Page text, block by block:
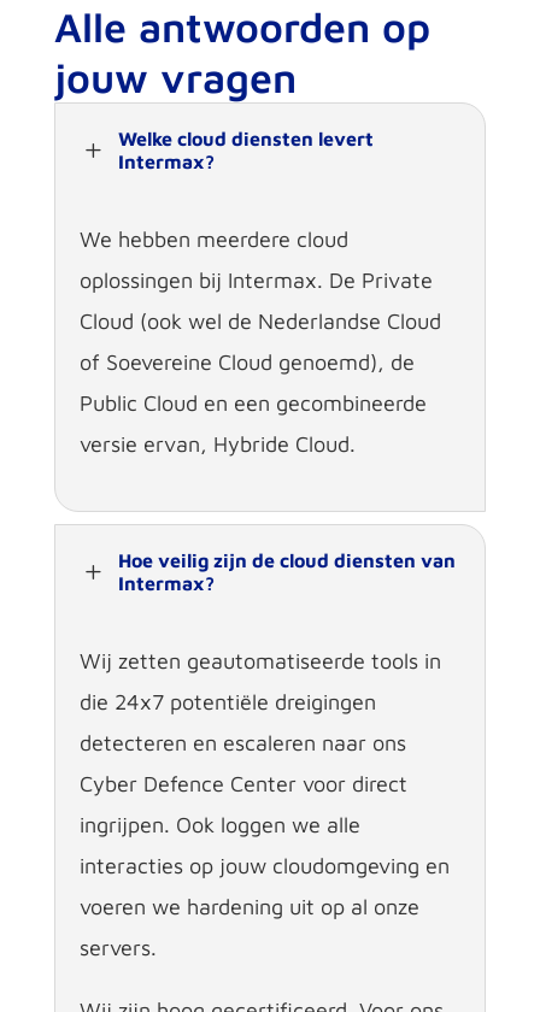
Alle antwoorden op
jouw vragen
L
Welke cloud diensten levert
Intermax?
We hebben meerdere cloud
oplossingen bij Intermax. De Private
Cloud (ook wel de Nederlandse Cloud
of Soevereine Cloud genoemd), de
Public Cloud en een gecombineerde
versie ervan, Hybride Cloud.
L
Hoe veilig zijn de cloud diensten van
Intermax?
Wij zetten geautomatiseerde tools in
die 24x7 potentiële dreigingen
detecteren en escaleren naar ons
Cyber Defence Center voor direct
ingrijpen. Ook loggen we alle
interacties op jouw cloudomgeving en
voeren we hardening uit op al onze
servers.